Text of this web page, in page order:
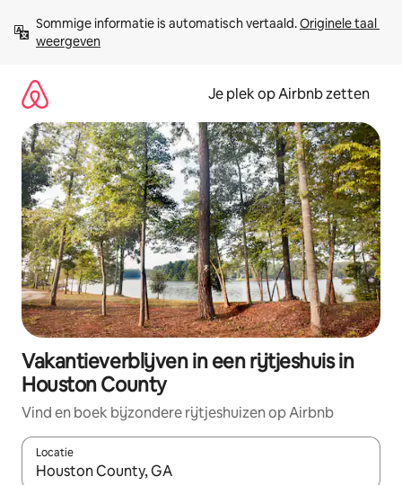
direct
naar
Sommige informatie is automatisch vertaald. Originele taal
weergeven
Je plek op Airbnb zetten
Vakantieverblijven in een rijtjeshuis in
Houston County
Vind en boek bijzondere rijtjeshuizen op Airbnb
Locatie
Wanneer er resultaten beschikbaar zijn, maak je een keuze